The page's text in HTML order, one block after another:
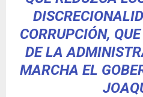
CORRUPCIÓN,
DE LA
MARCHA EL